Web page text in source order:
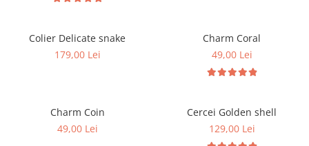
Colier Delicate snake
179,00 Lei
Charm Coral
49,00 Lei
Charm Coin
49,00 Lei
Cercei Golden shell
129,00 Lei